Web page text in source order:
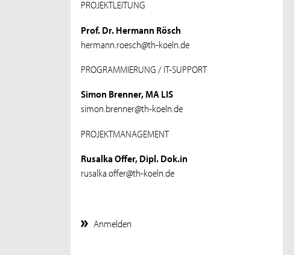
PROJEKTLEITUNG
Prof. Dr. Hermann Rösch
hermann.roesch@th-koeln.de
PROGRAMMIERUNG / IT-SUPPORT
Simon Brenner, MA LIS
simon.brenner@th-koeln.de
PROJEKTMANAGEMENT
Rusalka Offer, Dipl. Dok.in
rusalka.offer@th-koeln.de
Anmelden